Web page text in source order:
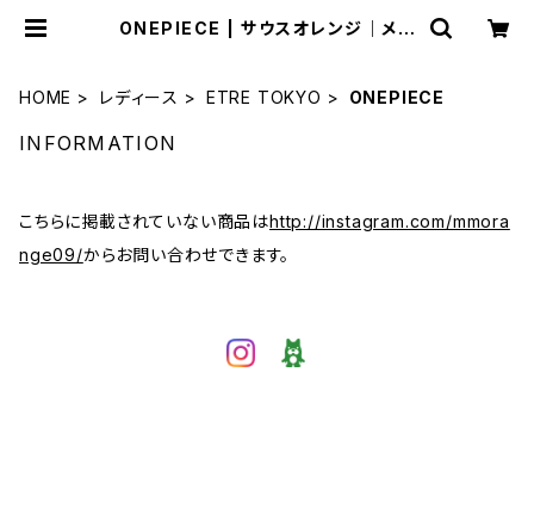
ONEPIECE | サウスオレンジ｜メン
HOME レディース ETRE TOKYO ONEPIECE
INFORMATION
こちらに掲載されていない商品はhttp://instagram.com/mmora
nge09/からお問い合わせできます。